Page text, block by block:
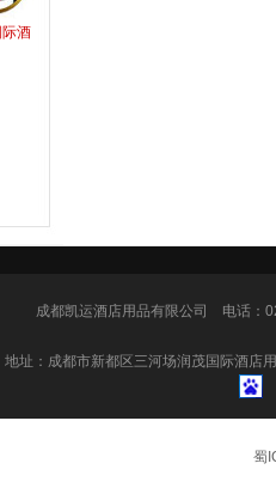
酒
成都凯运酒店用品有限公司 电话：
地址：成都市新都区三河场润茂国际酒店
蜀